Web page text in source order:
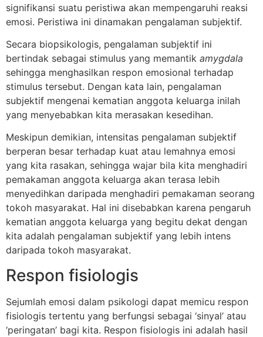
signifikansi suatu peristiwa akan mempengaruhi reaksi
emosi. Peristiwa ini dinamakan pengalaman subjektif.
Secara biopsikologis, pengalaman subjektif ini
bertindak sebagai stimulus yang memantik amygdala
sehingga menghasilkan respon emosional terhadap
stimulus tersebut. Dengan kata lain, pengalaman
subjektif mengenai kematian anggota keluarga inilah
yang menyebabkan kita merasakan kesedihan.
Meskipun demikian, intensitas pengalaman subjektif
berperan besar terhadap kuat atau lemahnya emosi
yang kita rasakan, sehingga wajar bila kita menghadiri
pemakaman anggota keluarga akan terasa lebih
menyedihkan daripada menghadiri pemakaman seorang
tokoh masyarakat. Hal ini disebabkan karena pengaruh
kematian anggota keluarga yang begitu dekat dengan
kita adalah pengalaman subjektif yang lebih intens
daripada tokoh masyarakat.
Respon fisiologis
Sejumlah emosi dalam psikologi dapat memicu respon
fisiologis tertentu yang berfungsi sebagai ‘sinyal’ atau
‘peringatan’ bagi kita. Respon fisiologis ini adalah hasil